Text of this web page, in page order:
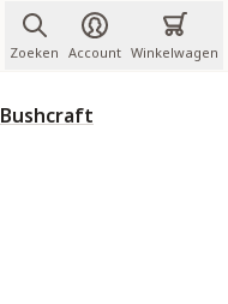
Zoeken Account Winkelwagen